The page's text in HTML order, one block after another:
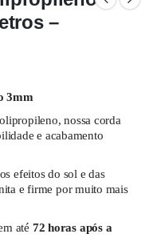
–
3mm
nossa corda
e acabamento
efeitos do sol e das
e firme por muito mais
até 72 horas após a